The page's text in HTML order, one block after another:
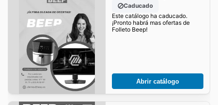
Caducado
Este catálogo ha caducado.
¡Pronto habrá mas ofertas de
Folleto Beep!
Abrir catálogo